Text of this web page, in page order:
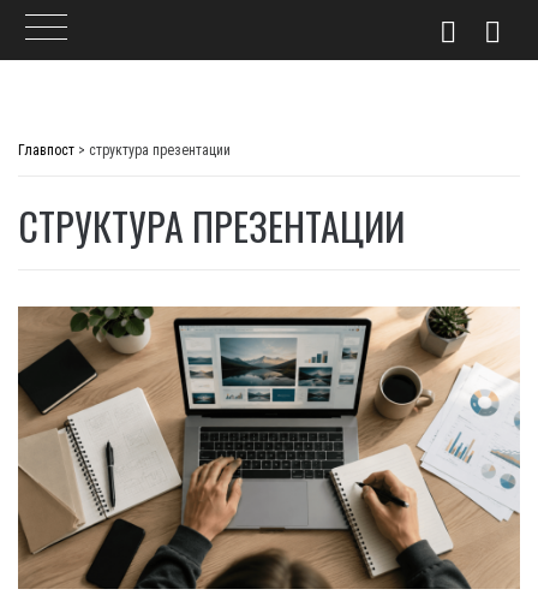
Главпост > структура презентации
СТРУКТУРА ПРЕЗЕНТАЦИИ